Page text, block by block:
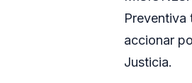
Preventiva
accionar
Justicia.